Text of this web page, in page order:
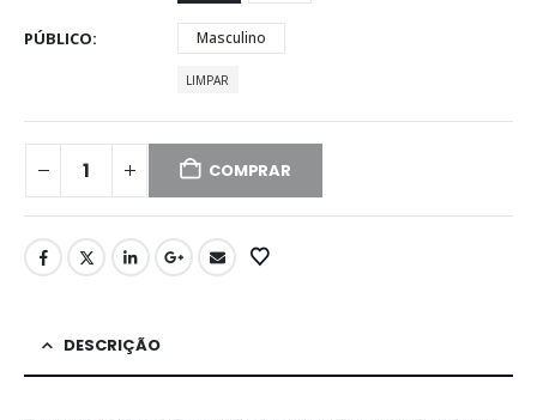
PÚBLICO Masculino
LIMPAR
COMPRAR
DESCRIÇÃO